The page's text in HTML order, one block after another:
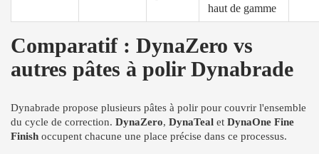
haut de gamme
Comparatif : DynaZero vs
autres pâtes à polir Dynabrade
Dynabrade propose plusieurs pâtes à polir pour couvrir l'ensemble
du cycle de correction. DynaZero, DynaTeal et DynaOne Fine
Finish occupent chacune une place précise dans ce processus.